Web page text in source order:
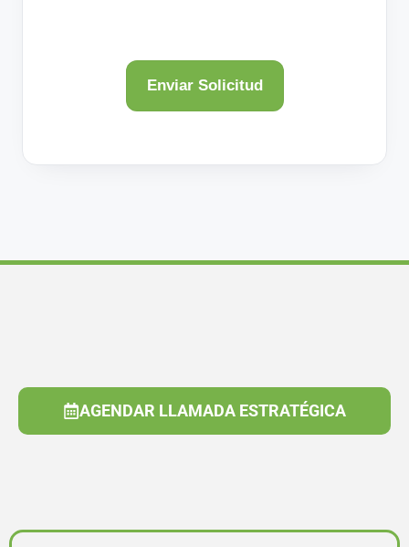
AGENDAR LLAMADA ESTRATÉGICA